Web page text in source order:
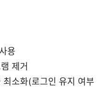
용
제거
소화(로그인 유지 여부